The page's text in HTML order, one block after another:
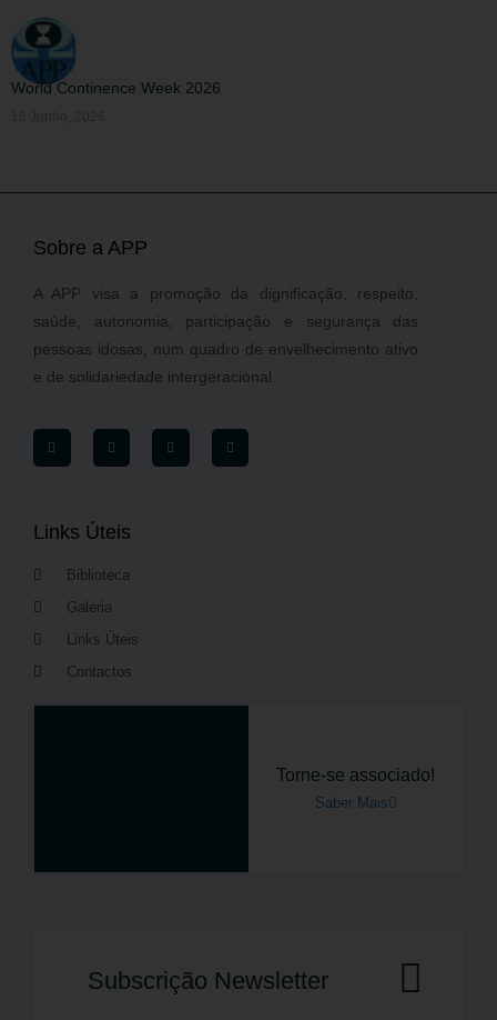
World Continence Week 2026
Sobre a APP
A APP visa a promoção da dignificação, respeito,
saúde, autonomia, participação e segurança das
pessoas idosas, num quadro de envelhecimento ativo
e de solidariedade intergeracional.
Links Úteis
Biblioteca
Galeria
Links Úteis
Contactos
Torne-se associado!
Saber Mais
Subscrição Newsletter